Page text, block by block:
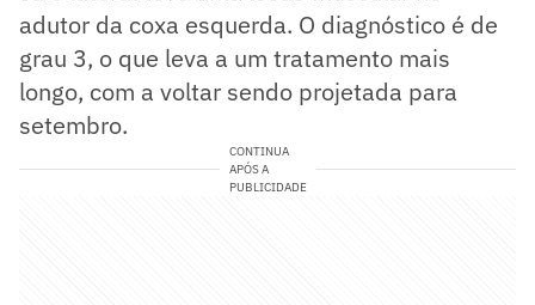
adutor da coxa esquerda. O diagnóstico é de
grau 3, o que leva a um tratamento mais
longo, com a voltar sendo projetada para
setembro.
CONTINUA
APÓS A
PUBLICIDADE